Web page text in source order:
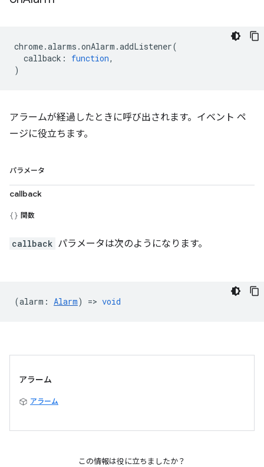
chrome.alarms .onAlarm .addListener(
callback : function,
)
アラームが経過したときに呼び出されます。イベント ペ
ージに役立ちます。
パラメータ
callback
関数
callback パラメータは次のようになります。
(alarm : Alarm) => void
アラーム
アラーム
この情報は役に立ちましたか？